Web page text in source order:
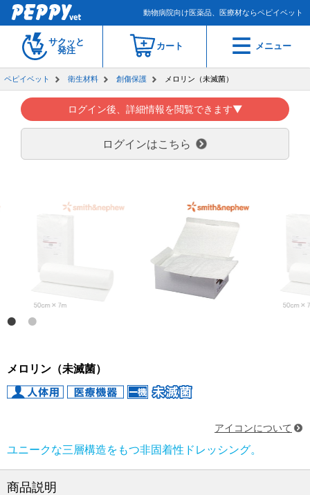
動物病院向け医薬品、医療材ならペピイベット
サクッと
発注
カート メニュー
ペピイベット 衛生材料 創傷保護 メロリン（未滅菌）
ログイン後、詳細情報を閲覧できます▼
ログインはこちら
メロリン（未滅菌）
アイコンについて
ユニークな三層構造をもつ非固着性ドレッシング。
商品説明